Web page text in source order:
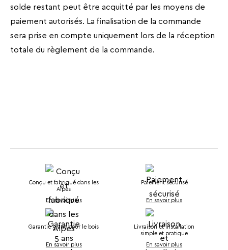
solde restant peut être acquitté par les moyens de
paiement autorisés. La finalisation de la commande
sera prise en compte uniquement lors de la réception
totale du règlement de la commande.
Paiement sécurisé
En savoir plus
Garantie 5 ans pour le bois
En savoir plus
Conçu et fabriqué dans les
Alpes
En savoir plus
Livraison et installation
simple et pratique
En savoir plus